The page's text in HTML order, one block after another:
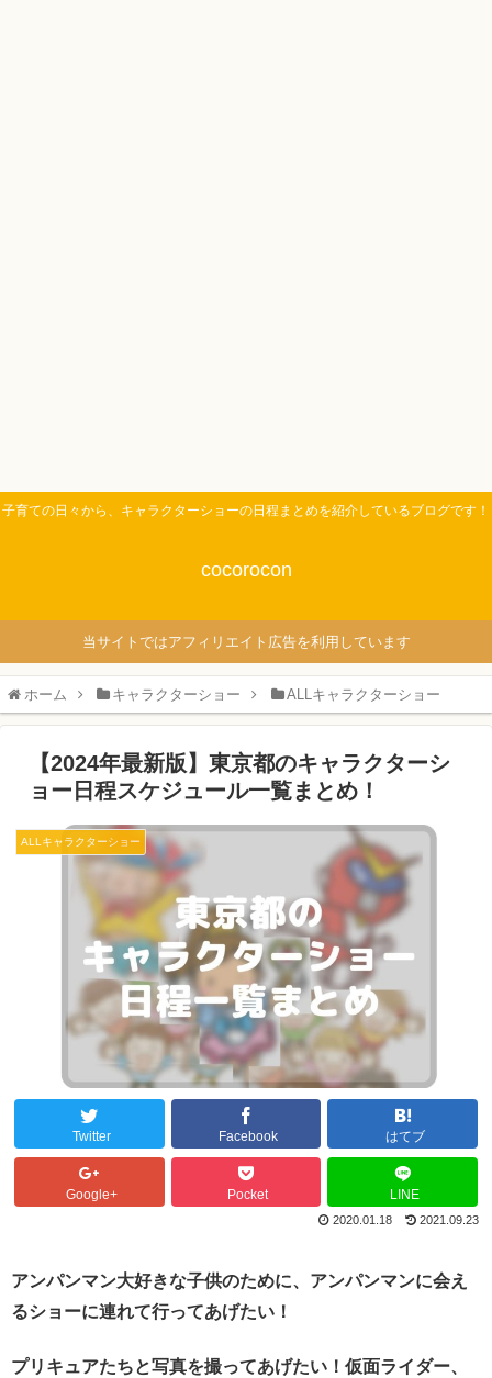
子育ての日々から、キャラクターショーの日程まとめを紹介しているブログです！
cocorocon
当サイトではアフィリエイト広告を利用しています
ホーム キャラクターショー ALLキャラクターショー
【2024年最新版】東京都のキャラクターシ
ョー日程スケジュール一覧まとめ！
ALLキャラクターショー
Twitter Facebook はてブ
Google+ Pocket LINE
2020.01.18 2021.09.23
アンパンマン大好きな子供のために、アンパンマンに会え
るショーに連れて行ってあげたい！
プリキュアたちと写真を撮ってあげたい！ 仮面ライダー、